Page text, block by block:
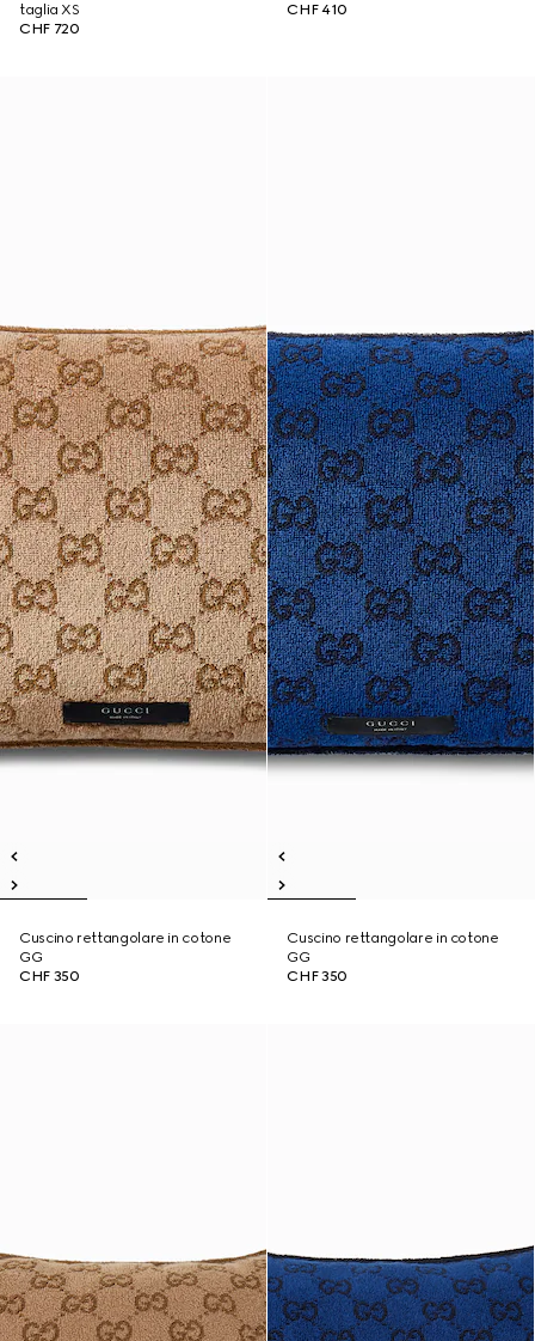
taglia XS
CHF 720
CHF 410
Cuscino rettangolare in cotone
GG
CHF 350
Cuscino rettangolare in cotone
GG
CHF 350